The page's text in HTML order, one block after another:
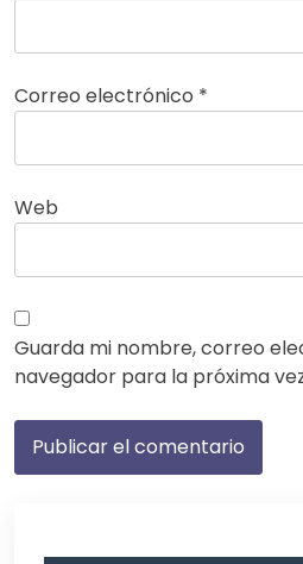
Correo electrónico *
Web
Guarda mi nombre, correo
navegador para la próxima